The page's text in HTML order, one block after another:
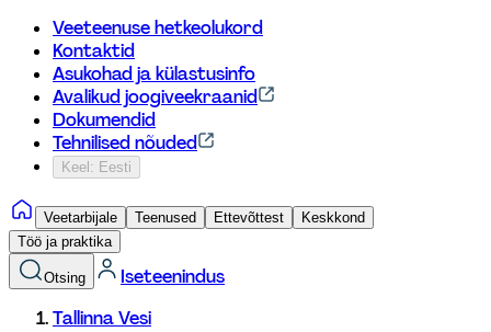
Veeteenuse hetkeolukord
Kontaktid
Asukohad ja külastusinfo
Avalikud joogiveekraanid
Dokumendid
Tehnilised nõuded
Keel: Eesti
Veetarbijale Teenused Ettevõttest
Keskkond
Töö ja praktika
Otsing
Iseteenindus
Tallinna Vesi